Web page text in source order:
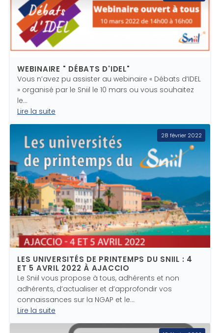
WEBINAIRE " DÉBATS D'IDEL"
Vous n’avez pu assister au webinaire « Débats d’IDEL
» organisé par le Sniil le 10 mars ou vous souhaitez
le…
Lire la suite
28 février 2022
LES UNIVERSITÉS DE PRINTEMPS DU SNIIL : 4
ET 5 AVRIL 2022 À AJACCIO
Le Sniil vous propose à tous, adhérents et non
adhérents, d’actualiser et d’approfondir vos
connaissances sur la NGAP et le…
Lire la suite